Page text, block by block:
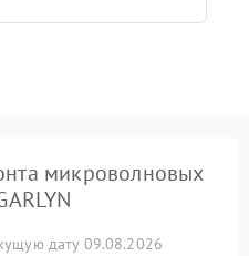
микроволновых
дату 09.08.2026